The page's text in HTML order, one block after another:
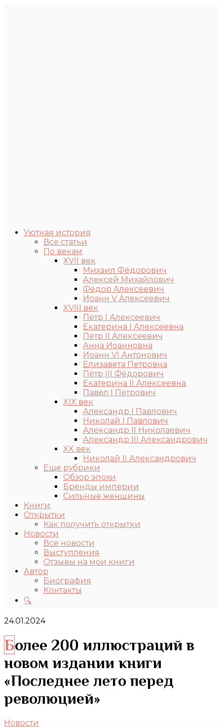
Уютная история
Все статьи
По векам
XVII век
Михаил Фёдорович
Алексей Михайлович
Фёдор Алексеевич
Иоанн V Алексеевич
XVIII век
Пётр I Алексеевич
Екатерина I Алексеевна
Пётр II Алексеевич
Анна Иоанновна
Иоанн VI Антонович
Елизавета Петровна
Пётр III Фёдорович
Екатерина II Алексеевна
Павел I Петрович
XIX век
Александр I Павлович
Николай I Павлович
Александр II Николаевич
Александр III Александрович
XX век
Николай II Александрович
Еще рубрики
Обзор эпохи
Бренды империи
Сильные женщины
Книги
Открытки
Как получить открытки
Новости
Все новости
Выступления
Отзывы на мои книги
Автор
Биография
Контакты
🔍
24.01.2024
Более 200 иллюстраций в
новом издании книги
«Последнее лето перед
революцией»
Новости